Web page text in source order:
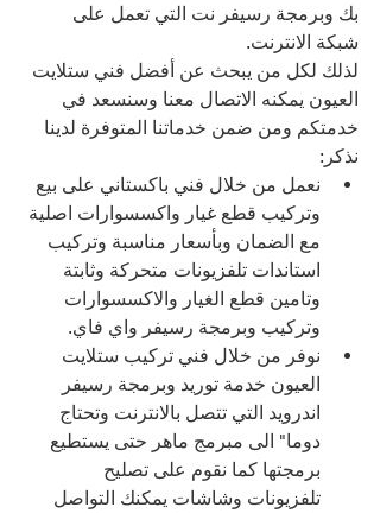
بك وبرمجة رسيفر نت التي تعمل على
شبكة الانترنت.
لذلك لكل من يبحث عن أفضل فني ستلايت
العيون يمكنه الاتصال معنا وسنسعد في
خدمتكم ومن ضمن خدماتنا المتوفرة لدينا
نذكر:
نعمل من خلال فني باكستاني على بيع
وتركيب قطع غيار واكسسوارات اصلية
مع الضمان وبأسعار مناسبة وتركيب
استاندات تلفزيونات متحركة وثابتة
وتامين قطع الغيار والاكسسوارات
وتركيب وبرمجة رسيفر واي فاي.
نوفر من خلال فني تركيب ستلايت
العيون خدمة توريد وبرمجة رسيفر
اندرويد التي تتصل بالانترنت وتحتاج
دوما" الى مبرمج ماهر حتى يستطيع
برمجتها كما نقوم على تصليح
تلفزيونات وشاشات يمكنك التواصل